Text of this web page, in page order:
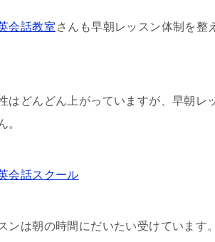
会話教室 さんも早朝レッスン体制を整
はどんどん上がっていますが、早朝レ
。
会話スクール
は朝の時間にだいたい受けています。